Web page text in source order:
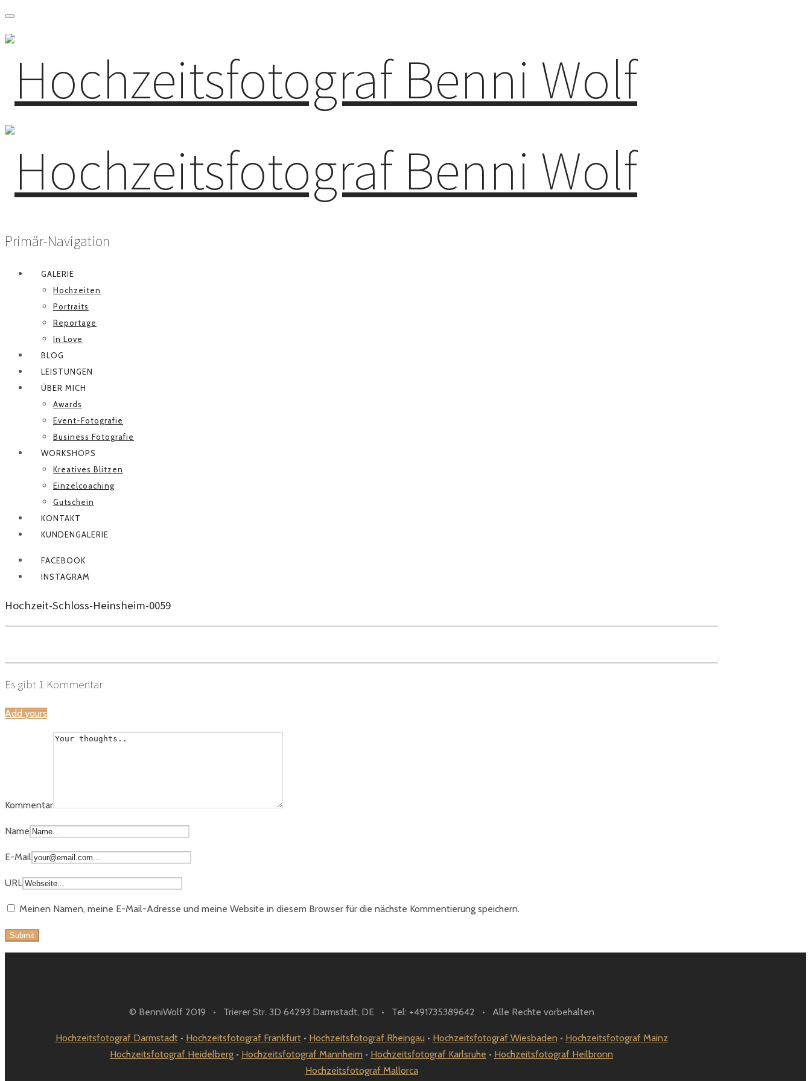
Primär-Navigation
GALERIE
Hochzeiten
Portraits
Reportage
In Love
BLOG
LEISTUNGEN
ÜBER MICH
Awards
Event-Fotografie
Business Fotografie
WORKSHOPS
Kreatives Blitzen
Einzelcoaching
Gutschein
KONTAKT
KUNDENGALERIE
FACEBOOK
INSTAGRAM
Hochzeit-Schloss-Heinsheim-0059
Es gibt 1 Kommentar
Add yours
Kommentar
Name
E-Mail
URL
Meinen Namen, meine E-Mail-Adresse und meine Website in diesem Browser für die nächste Kommentierung speichern.
© BenniWolf 2019 • Trierer Str. 3D 64293 Darmstadt, DE • Tel: +491735389642 • Alle Rechte vorbehalten
Hochzeitsfotograf Darmstadt• Hochzeitsfotograf Frankfurt• Hochzeitsfotograf Rheingau • Hochzeitsfotograf Wiesbaden • Hochzeitsfotograf Mainz
Hochzeitsfotograf Heidelberg • Hochzeitsfotograf Mannheim • Hochzeitsfotograf Karlsruhe • Hochzeitsfotograf Heilbronn
Hochzeitsfotograf Mallorca